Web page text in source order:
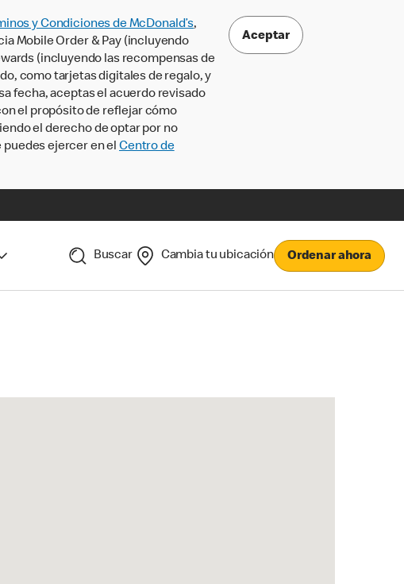
y Condiciones de McDonald’s,
Mobile Order & Pay (incluyendo
(incluyendo las recompensas de
como tarjetas digitales de regalo, y
fecha, aceptas el acuerdo revisado
el propósito de reflejar cómo
el derecho de optar por no
ejercer en el Centro de
Aceptar
Buscar Cambia tu ubicación Ordenar ahora